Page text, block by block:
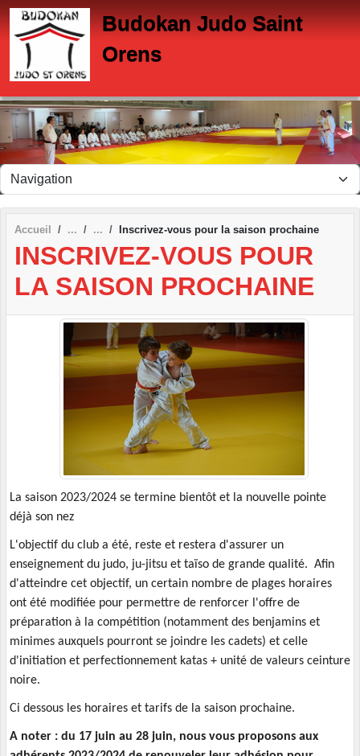
Budokan Judo Saint
Orens
Accueil Inscrivez-vous pour la saison prochaine
INSCRIVEZ-VOUS POUR
LA SAISON PROCHAINE
La saison 2023/2024 se termine bientôt et la nouvelle pointe
déjà son nez
L'objectif du club a été, reste et restera d'assurer un
enseignement du judo, ju-jitsu et taïso de grande qualité. Afin
d'atteindre cet objectif, un certain nombre de plages horaires
ont été modifiée pour permettre de renforcer l'offre de
préparation à la compétition (notamment des benjamins et
minimes auxquels pourront se joindre les cadets) et celle
d'initiation et perfectionnement katas + unité de valeurs ceinture
noire.
Ci dessous les horaires et tarifs de la saison prochaine.
A noter : du 17 juin au 28 juin, nous vous proposons aux
Panneau de gestion des cookies